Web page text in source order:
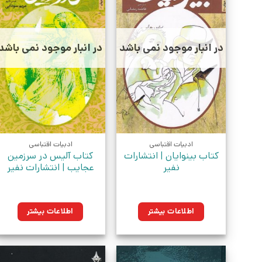
در انبار موجود نمی باشد
ادبیات اقتباسی
کتاب بینوایان | انتشارات
نفیر
اطلاعات بیشتر
در انبار موجود نمی
ادبیات اقتباسی
کتاب آلیس در سرزمین
عجایب | انتشارات نفیر
اطلاعات بیشتر